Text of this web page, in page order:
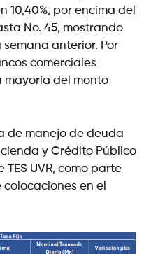
10,40%, por encima del
No. 45, mostrando
anterior. Por
comerciales
del monto
de manejo de deuda
y Crédito Público
UVR, como parte
en el